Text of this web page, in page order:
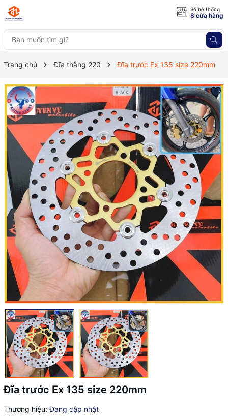
Số hệ thống
8 cửa hàng
Trang chủ Đĩa thắng 220 Đĩa trước Ex 135 size 220mm
Đĩa trước Ex 135 size 220mm
Thương hiệu: Đang cập nhật